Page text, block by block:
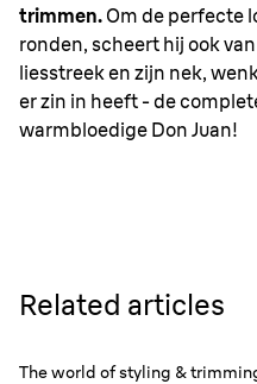
trimmen. Om de perfecte
ronden, scheert hij ook
liesstreek en zijn nek,
er zin in heeft - de
warmbloedige Don Juan!
Related articles
The world of styling &